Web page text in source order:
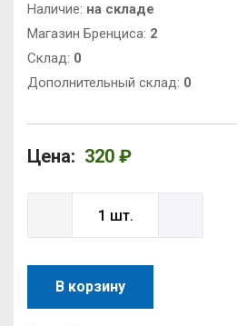
Наличие: на складе
Магазин Бренциса: 2
Cклад: 0
Дополнительный склад: 0
Цена: 320 ₽
В корзину